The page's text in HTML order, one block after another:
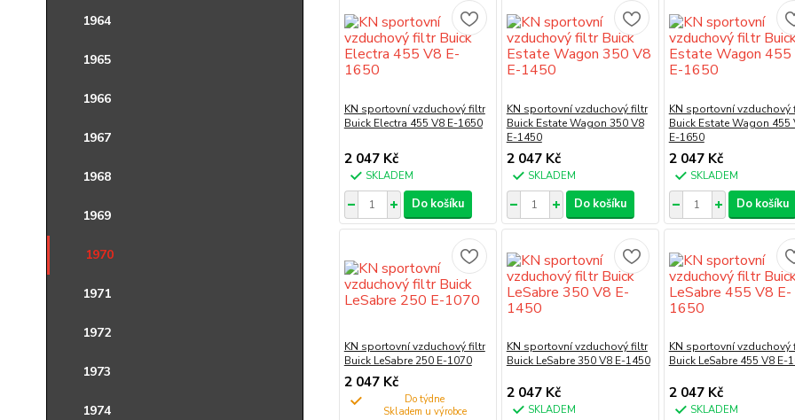
1964
1965
1966
1967
1968
1969
1970
1971
1972
1973
1974
KN sportovní vzduchový filtr
Buick Electra 455 V8 E-1650
2 047 Kč
SKLADEM
Do košíku
KN sportovní vzduchový filtr
Buick Estate Wagon 350 V8
E-1450
2 047 Kč
SKLADEM
Do košíku
KN sportovní vzduchový
Buick Estate Wagon 455
E-1650
2 047 Kč
SKLADEM
Do košíku
KN sportovní vzduchový filtr
Buick LeSabre 250 E-1070
2 047 Kč
Do týdne
KN sportovní vzduchový filtr
Buick LeSabre 350 V8 E-1450
2 047 Kč
SKLADEM
KN sportovní vzduchový
Buick LeSabre 455 V8 E-
2 047 Kč
SKLADEM